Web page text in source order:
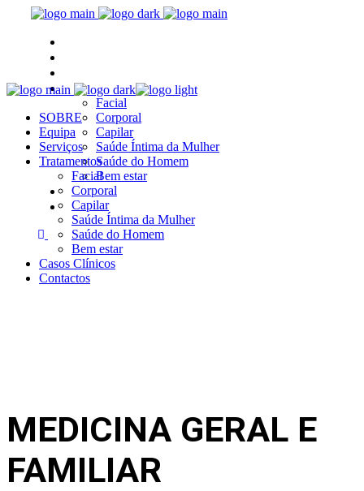
Tratamentos
Facial
Corporal
Capilar
Saúde Íntima da Mulher
Saúde do Homem
Bem estar
Casos Clínicos
Contactos
SOBRE
Equipa
Serviços
Tratamentos
Facial
Corporal
Capilar
Saúde Íntima da Mulher
Saúde do Homem
Bem estar
Casos Clínicos
Contactos
MEDICINA GERAL E
FAMILIAR